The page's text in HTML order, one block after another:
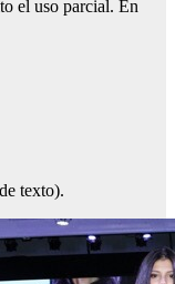
el uso parcial. En
texto).